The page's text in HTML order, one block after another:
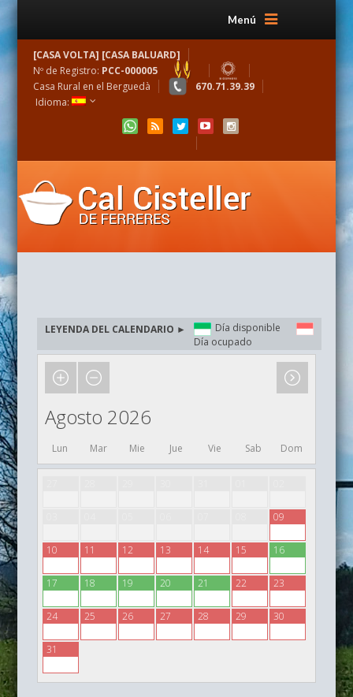
Menú
[CASA VOLTA] [CASA BALUARD]
Nº de Registro: PCC-000005
Casa Rural en el Berguedà
670.71.39.39
Idioma:
LEYENDA DEL CALENDARIO ►
Día disponible
Día ocupado
Agosto 2026
Lun Mar Mie Jue Vie Sab Dom
09
10 11 12 13 14 15 16
17 18 19 20 21 22 23
24 25 26 27 28 29 30
31